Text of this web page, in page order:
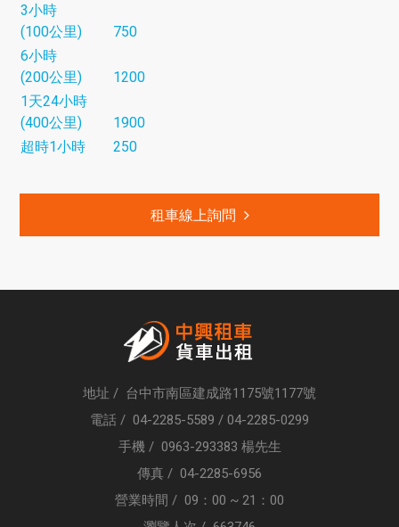
3小時
(100公里)
750
6小時
(200公里)
1200
1天24小時
(400公里)
1900
超時1小時
250
租車線上詢問
地址 / 台中市南區建成路1175號1177號
電話 / 04-2285-5589 / 04-2285-0299
手機 / 0963-293383 楊先生
傳真 / 04-2285-6956
營業時間 / 09：00 ~ 21：00